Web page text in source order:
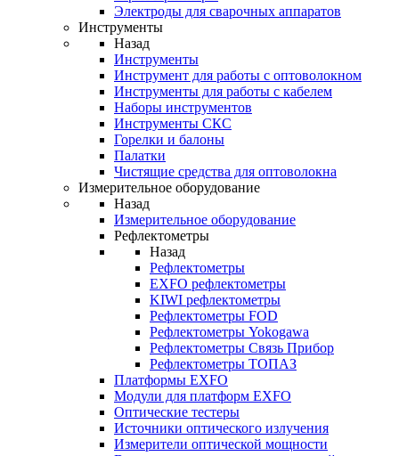
Электроды для сварочных аппаратов
Инструменты
Назад
Инструменты
Инструмент для работы с оптоволокном
Инструменты для работы с кабелем
Наборы инструментов
Инструменты СКС
Горелки и балоны
Палатки
Чистящие средства для оптоволокна
Измерительное оборудование
Назад
Измерительное оборудование
Рефлектометры
Назад
Рефлектометры
EXFO рефлектометры
KIWI рефлектометры
Рефлектометры FOD
Рефлектометры Yokogawa
Рефлектометры Связь Прибор
Рефлектометры ТОПАЗ
Платформы EXFO
Модули для платформ EXFO
Оптические тестеры
Источники оптического излучения
Измерители оптической мощности